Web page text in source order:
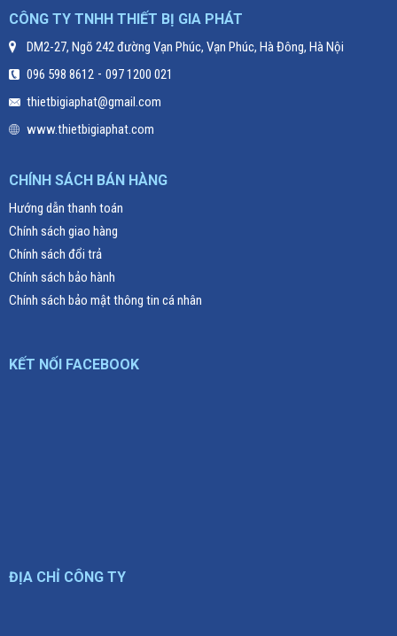
CÔNG TY TNHH THIẾT BỊ GIA PHÁT
DM2-27, Ngõ 242 đường Vạn Phúc, Vạn Phúc, Hà Đông, Hà Nội
096 598 8612- 097 1200 021
thietbigiaphat@gmail.com
www.thietbigiaphat.com
CHÍNH SÁCH BÁN HÀNG
Hướng dẫn thanh toán
Chính sách giao hàng
Chính sách đổi trả
Chính sách bảo hành
Chính sách bảo mật thông tin cá nhân
KẾT NỐI FACEBOOK
ĐỊA CHỈ CÔNG TY